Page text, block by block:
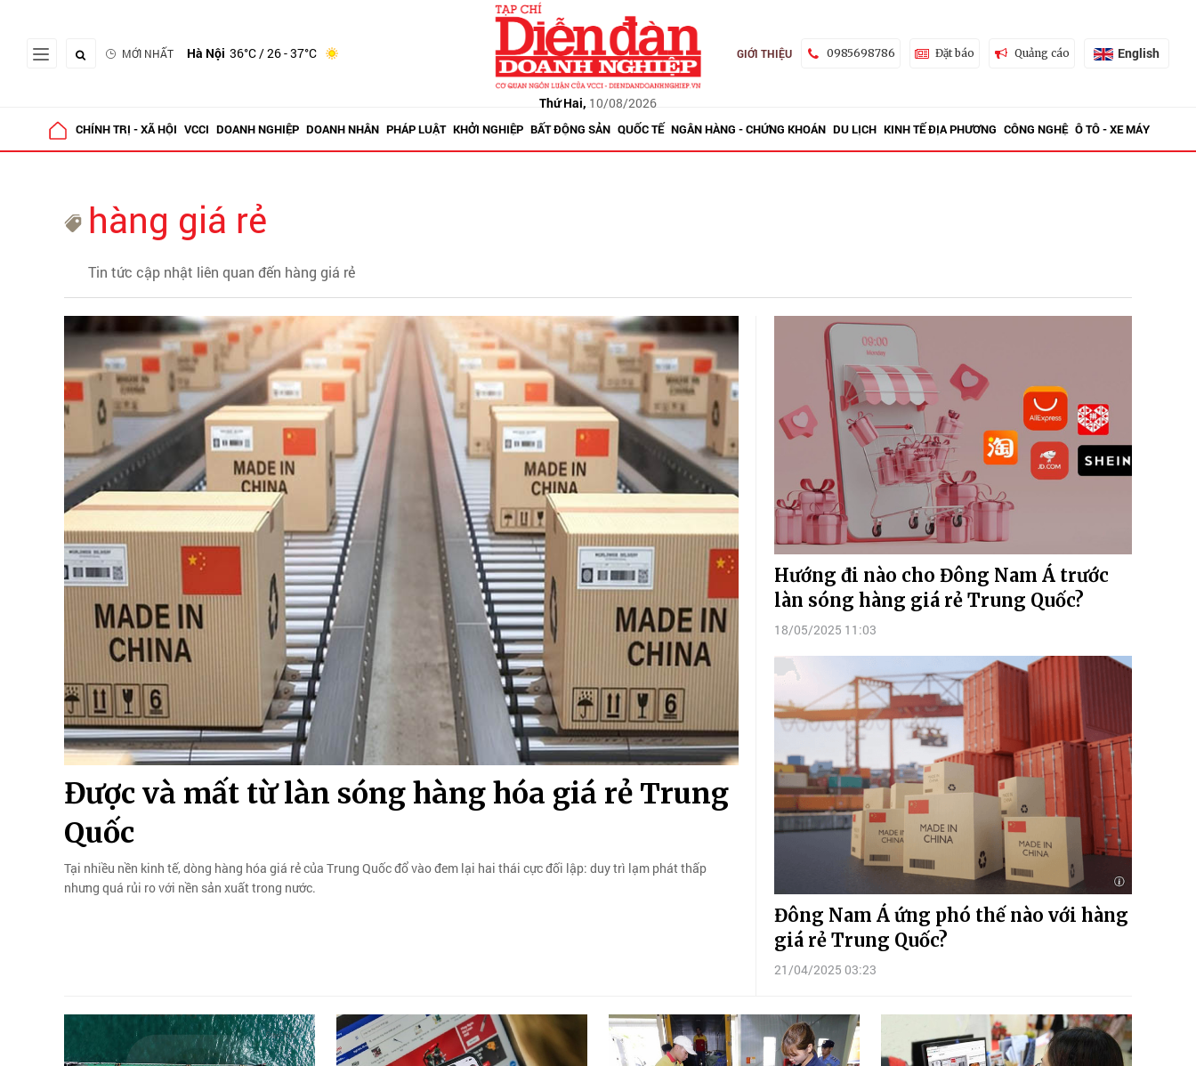
MỚI NHẤT Hà Nội 36°C/ 26 - 37°C
Thứ Hai, 10/08/2026
GIỚI THIỆU 0985698786 Đặt báo Quảng cáo English
CHÍNH TRỊ - XÃ HỘI VCCI DOANH NGHIỆP DOANH NHÂN PHÁP LUẬT KHỞI NGHIỆP BẤT ĐỘNG SẢN QUỐC TẾ NGÂN HÀNG - CHỨNG KHOÁN DU LỊCH KINH TẾ ĐỊA PHƯƠNG CÔNG NGHỆ Ô TÔ - XE MÁY
hàng giá rẻ
Tin tức cập nhật liên quan đến hàng giá rẻ
Được và mất từ làn sóng hàng hóa giá rẻ Trung
Quốc
Tại nhiều nền kinh tế, dòng hàng hóa giá rẻ của Trung Quốc đổ vào đem lại hai thái cực đối lập: duy trì lạm phát thấp
nhưng quá rủi ro với nền sản xuất trong nước.
Hướng đi nào cho Đông Nam Á trước
làn sóng hàng giá rẻ Trung Quốc?
18/05/2025 11:03
Đông Nam Á ứng phó thế nào với hàng
giá rẻ Trung Quốc?
21/04/2025 03:23